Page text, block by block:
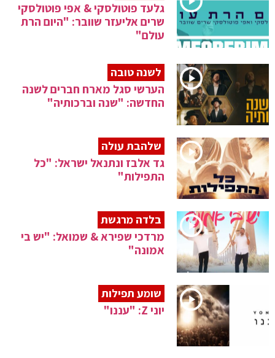
גלעד פוטולסקי & אפי פוטולסקי
שרים אליעזר שוובר: "היום הרת
עולם"
לשנה טובה
הערשי סגל מארח חברים לשנה
החדשה: "שנה וברכותיה"
שלהבת עולה
גד אלבז ונתנאל ישראל: "כל
התפילות"
בלדה מרגשת
מרדכי שפירא & שמואל: "יש בי
אמונה"
שומע תפילות
יוני Z: "עננו"